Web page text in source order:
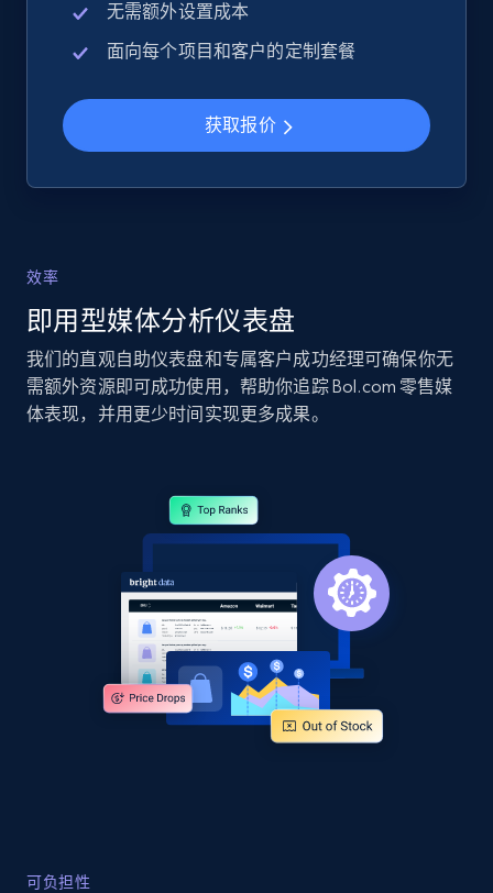
2.5K+ 359+ 立即开始
2.5K+ 359+
Google Shopping
立即开始
Google Shopping - collects products from
web using keywords
URL, Product id, Title, Product description,
Rating, Reviews count, Images, Variations, and
无需额外设置成本
面向每个项目和客户的定制套餐
获取报价
效率
即用型媒体分析仪表盘
我们的直观自助仪表盘和专属客户成功经理可确保你无
需额外资源即可成功使用，帮助你追踪 Bol.com 零售媒
体表现，并用更少时间实现更多成果。
可负担性